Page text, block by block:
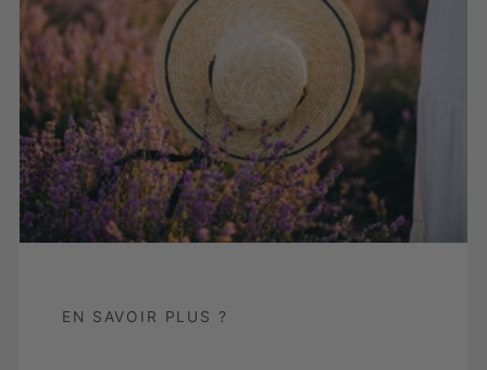
EN SAVOIR PLUS ?